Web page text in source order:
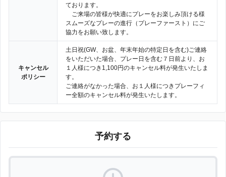
ております。
ご来場の皆様が快適にプレーをお楽しみ頂ける様
スムーズなプレーの進行（プレーファースト）にご
協力をお願い致します。
キャンセル
ポリシー
土日祝(GW、お盆、年末年始の特定日を含む)ご連絡
をいただいた場合、プレー日を含む７日前より、お
１人様につき1,100円のキャンセル料が発生いたしま
す。
ご連絡がなかった場合、お１人様につきプレーフィ
ー全額のキャンセル料が発生いたします。
予約する